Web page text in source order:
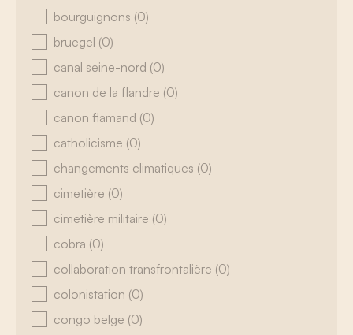
bourguignons (0)
bruegel (0)
canal seine-nord (0)
canon de la flandre (0)
canon flamand (0)
catholicisme (0)
changements climatiques (0)
cimetière (0)
cimetière militaire (0)
cobra (0)
collaboration transfrontalière (0)
colonistation (0)
congo belge (0)